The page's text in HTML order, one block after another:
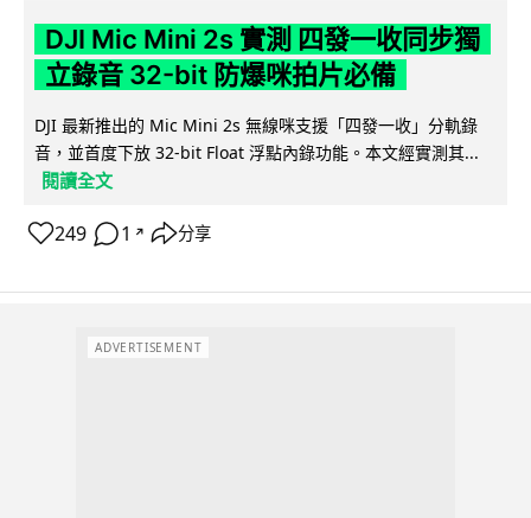
DJI Mic Mini 2s 實測 四發一收同步獨
立錄音 32-bit 防爆咪拍片必備
DJI 最新推出的 Mic Mini 2s 無線咪支援「四發一收」分軌錄
音，並首度下放 32-bit Float 浮點內錄功能。本文經實測其...
閱讀全文
249 1 ↗ 分享
ADVERTISEMENT